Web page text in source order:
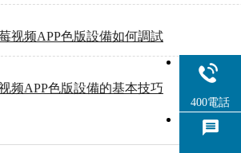
视频APP色版設備如何調試
频APP色版設備的基本技巧
400電話